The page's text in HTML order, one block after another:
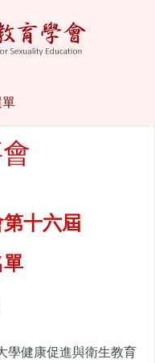
十六屆
學健康促進與衛生教育